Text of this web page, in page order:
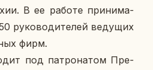
В ее работе при­ни­ма­
ру­ко­во­ди­те­лей ве­ду­щих
фирм.
под па­тро­на­том Пре­